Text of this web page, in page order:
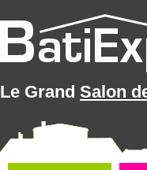
Le Grand Salon